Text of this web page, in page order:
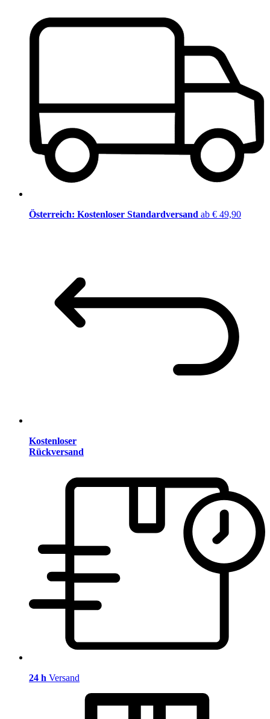
Österreich: Kostenloser Standardversand ab € 49,90
Kostenloser
Rückversand
24 h Versand